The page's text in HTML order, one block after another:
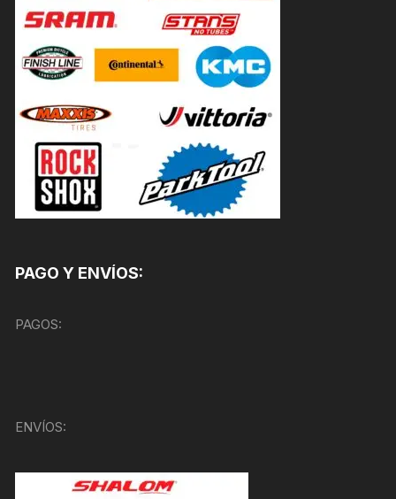
PAGO Y ENVÍOS:
PAGOS:
ENVÍOS: